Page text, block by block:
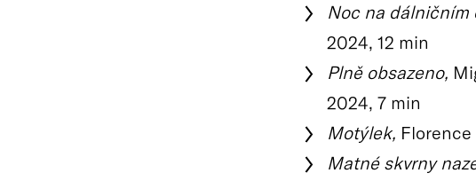
Noc na dálničním
2024, 12 min
Plně obsazeno,
2024, 7 min
Motýlek,
Matné skvrny